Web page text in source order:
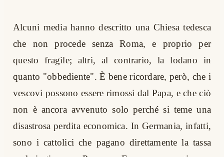
Alcuni media hanno descritto una Chiesa tedesca
che non procede senza Roma, e proprio per
questo fragile; altri, al contrario, la lodano in
quanto "obbediente". È bene ricordare, però, che i
vescovi possono essere rimossi dal Papa, e che ciò
non è ancora avvenuto solo perché si teme una
disastrosa perdita economica. In Germania, infatti,
sono i cattolici che pagano direttamente la tassa